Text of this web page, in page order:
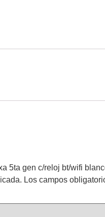
5ta gen c/reloj bt/wifi
Los campos